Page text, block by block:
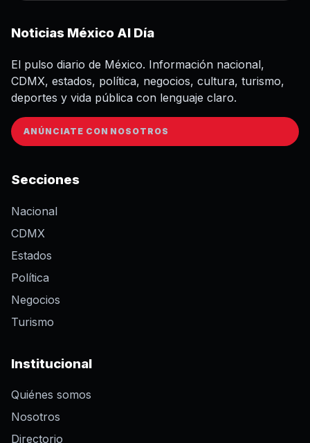
Noticias México Al Día
El pulso diario de México. Información nacional,
CDMX, estados, política, negocios, cultura, turismo,
deportes y vida pública con lenguaje claro.
ANÚNCIATE CON NOSOTROS
Secciones
Nacional
CDMX
Estados
Política
Negocios
Turismo
Institucional
Quiénes somos
Nosotros
Directorio